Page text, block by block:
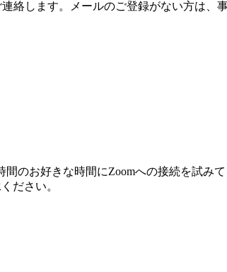
絡します。メールのご登録がない方は、
のお好きな時間にZoomへの接続を試みて
ださい。